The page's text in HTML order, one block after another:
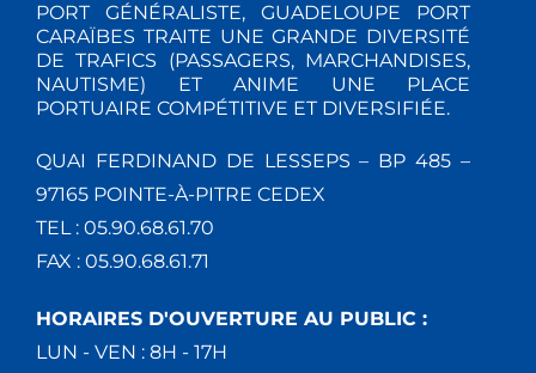
PORT GÉNÉRALISTE, GUADELOUPE PORT
CARAÏBES TRAITE UNE GRANDE DIVERSITÉ
DE TRAFICS (PASSAGERS, MARCHANDISES,
NAUTISME) ET ANIME UNE PLACE
PORTUAIRE COMPÉTITIVE ET DIVERSIFIÉE.
QUAI FERDINAND DE LESSEPS – BP 485 –
97165 POINTE-À-PITRE CEDEX
TEL : 05.90.68.61.70
FAX : 05.90.68.61.71
HORAIRES D'OUVERTURE AU PUBLIC :
LUN - VEN : 8H - 17H